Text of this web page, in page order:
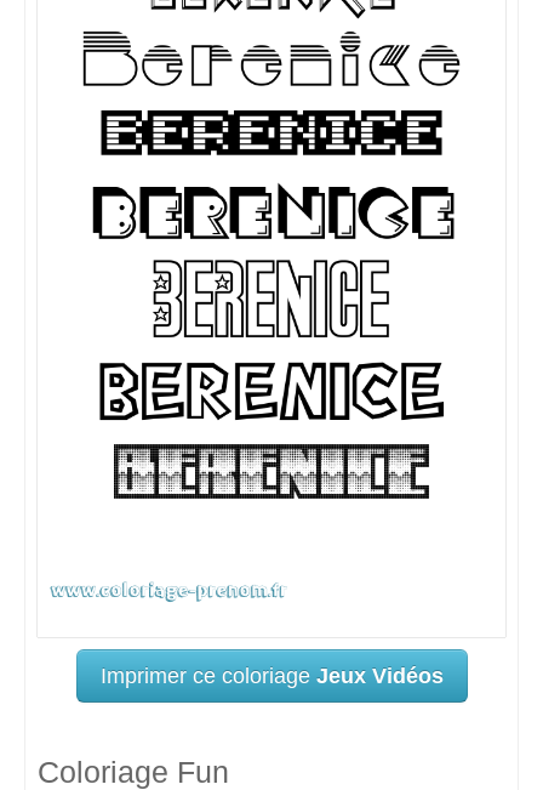
Imprimer ce coloriage Jeux Vidéos
Coloriage Fun